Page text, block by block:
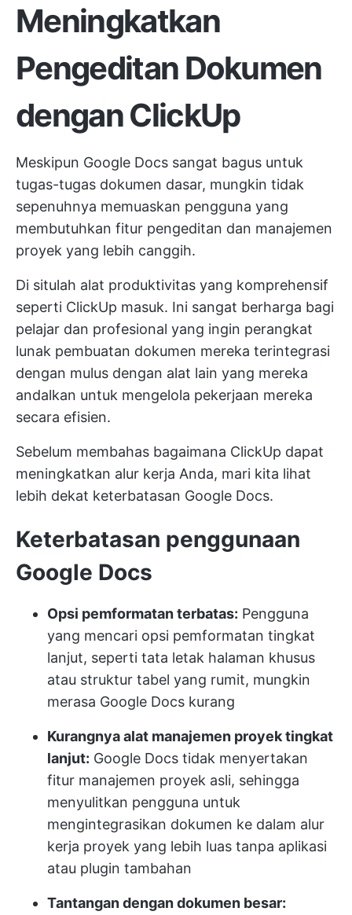
Meningkatkan
Pengeditan Dokumen
dengan ClickUp
Meskipun Google Docs sangat bagus untuk
tugas-tugas dokumen dasar, mungkin tidak
sepenuhnya memuaskan pengguna yang
membutuhkan fitur pengeditan dan manajemen
proyek yang lebih canggih.
Di situlah alat produktivitas yang komprehensif
seperti ClickUp masuk. Ini sangat berharga bagi
pelajar dan profesional yang ingin perangkat
lunak pembuatan dokumen mereka terintegrasi
dengan mulus dengan alat lain yang mereka
andalkan untuk mengelola pekerjaan mereka
secara efisien.
Sebelum membahas bagaimana ClickUp dapat
meningkatkan alur kerja Anda, mari kita lihat
lebih dekat keterbatasan Google Docs.
Keterbatasan penggunaan
Google Docs
Opsi pemformatan terbatas: Pengguna
yang mencari opsi pemformatan tingkat
lanjut, seperti tata letak halaman khusus
atau struktur tabel yang rumit, mungkin
merasa Google Docs kurang
Kurangnya alat manajemen proyek tingkat
lanjut: Google Docs tidak menyertakan
fitur manajemen proyek asli, sehingga
menyulitkan pengguna untuk
mengintegrasikan dokumen ke dalam alur
kerja proyek yang lebih luas tanpa aplikasi
atau plugin tambahan
Tantangan dengan dokumen besar: